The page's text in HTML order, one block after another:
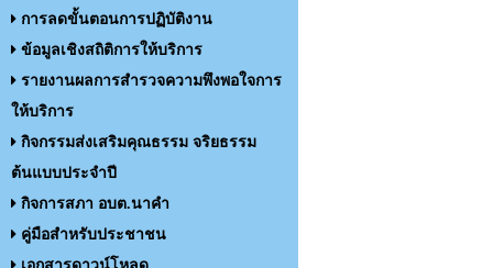
การลดขั้นตอนการปฏิบัติงาน
ข้อมูลเชิงสถิติการให้บริการ
รายงานผลการสำรวจความพึงพอใจการ
ให้บริการ
กิจกรรมส่งเสริมคุณธรรม จริยธรรม
ต้นแบบประจำปี
กิจการสภา อบต.นาคำ
คู่มือสำหรับประชาชน